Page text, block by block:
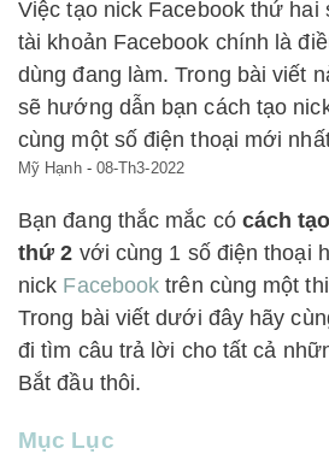
Việc tạo nick Facebook thứ hai
tài khoản Facebook chính là
dùng đang làm. Trong bài viết
sẽ hướng dẫn bạn cách tạo
cùng một số điện thoại mới
Mỹ Hạnh- 08-Th3-2022
Bạn đang thắc mắc có cách
thứ 2 với cùng 1 số điện thoại
nick Facebook trên cùng một
Trong bài viết dưới đây hãy
đi tìm câu trả lời cho tất cả
Bắt đầu thôi.
Mục Lục